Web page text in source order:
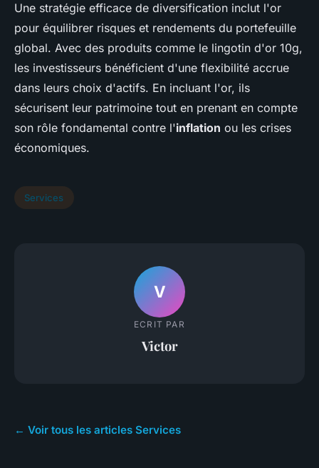
Une stratégie efficace de diversification inclut l'or
pour équilibrer risques et rendements du portefeuille
global. Avec des produits comme le lingotin d'or 10g,
les investisseurs bénéficient d'une flexibilité accrue
dans leurs choix d'actifs. En incluant l'or, ils
sécurisent leur patrimoine tout en prenant en compte
son rôle fondamental contre l'inflation ou les crises
économiques.
Services
V
ECRIT PAR
Victor
← Voir tous les articles Services